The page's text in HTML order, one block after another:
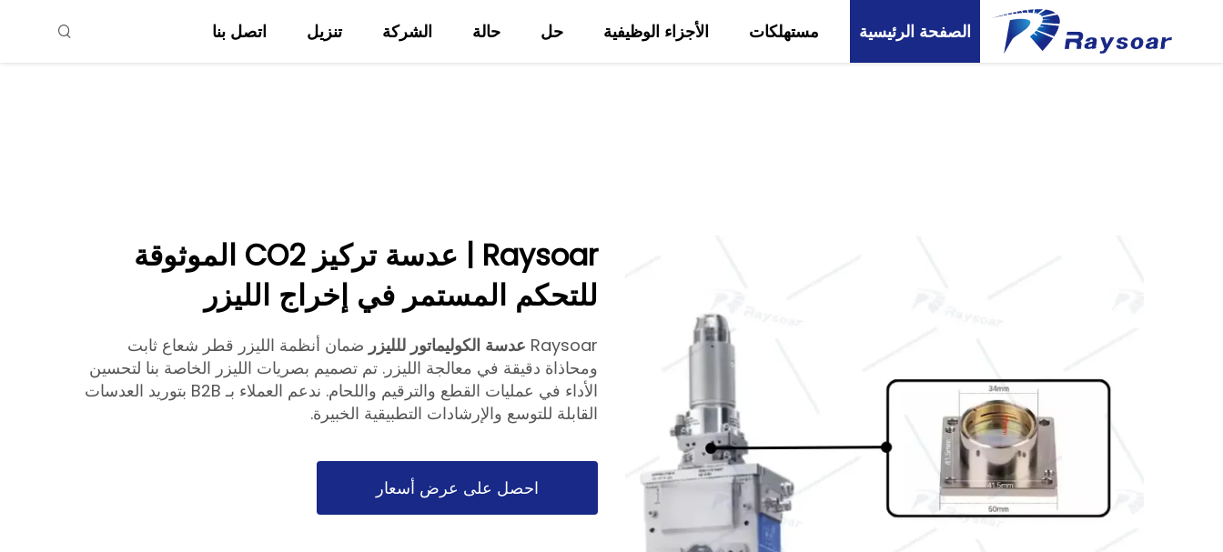
الصفحة الرئيسية مستهلكات الأجزاء الوظيفية حل حالة الشركة تنزيل اتصل بنا
Raysoar | عدسة تركيز CO2 الموثوقة
للتحكم المستمر في إخراج الليزر
Raysoar عدسة الكوليماتور للليزر ضمان أنظمة الليزر قطر شعاع ثابت
ومحاذاة دقيقة في معالجة الليزر. تم تصميم بصريات الليزر الخاصة بنا لتحسين
الأداء في عمليات القطع والترقيم واللحام. ندعم العملاء بـ B2B بتوريد العدسات
القابلة للتوسع والإرشادات التطبيقية الخبيرة.
احصل على عرض أسعار